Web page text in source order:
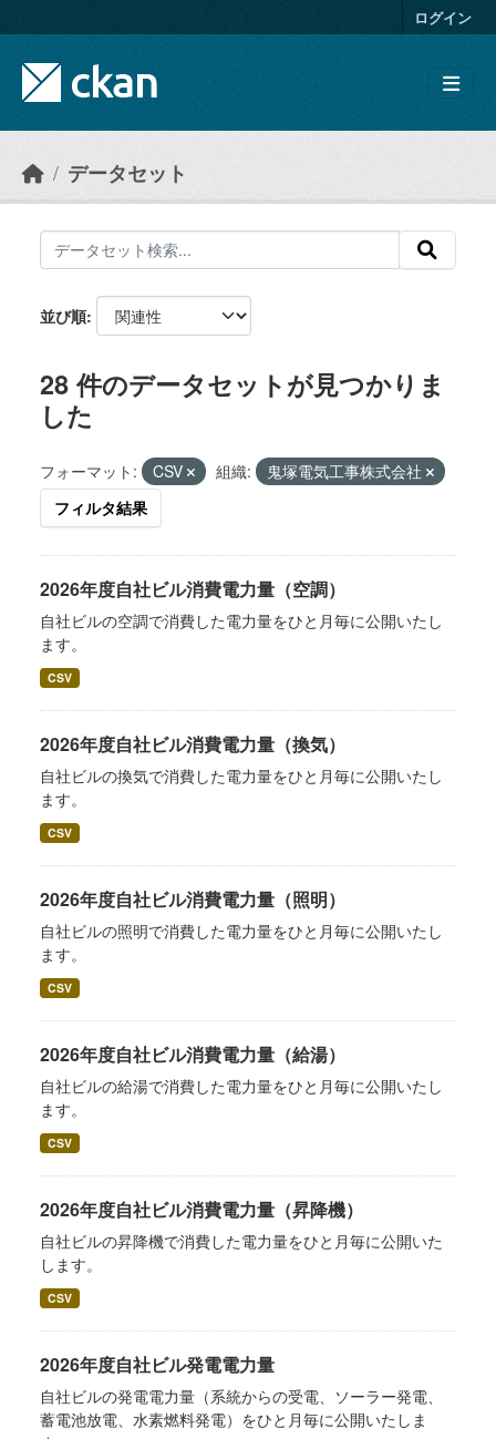
ログイン
データセット
並び順
28 件のデータセットが見つかりま
した
フォーマット: CSV 組織:
鬼塚電気工事株式会社
フィルタ結果
2026年度自社ビル消費電力量（空調）
自社ビルの空調で消費した電力量をひと月毎に公開いたし
ます。
CSV
2026年度自社ビル消費電力量（換気）
自社ビルの換気で消費した電力量をひと月毎に公開いたし
ます。
CSV
2026年度自社ビル消費電力量（照明）
自社ビルの照明で消費した電力量をひと月毎に公開いたし
ます。
CSV
2026年度自社ビル消費電力量（給湯）
自社ビルの給湯で消費した電力量をひと月毎に公開いたし
ます。
CSV
2026年度自社ビル消費電力量（昇降機）
自社ビルの昇降機で消費した電力量をひと月毎に公開いた
します。
CSV
2026年度自社ビル発電電力量
自社ビルの発電電力量（系統からの受電、ソーラー発電、
蓄電池放電、水素燃料発電）をひと月毎に公開いたしま